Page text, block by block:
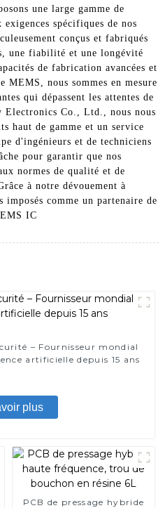
une large gamme de
spécifiques de nos
conçus et fabriqués
une fiabilité et une longévité
de fabrication avancées et
MEMS, nous sommes en mesure
qui dépassent les attentes de
Electronics Co., Ltd., nous nous
haut de gamme et un service
d'ingénieurs et de techniciens
pour garantir que nos
normes de qualité et de
à notre dévouement à
imposés comme un partenaire de
IC
– Fournisseur mondial
artificielle depuis 15 ans
plus
PCB de pressage hybride